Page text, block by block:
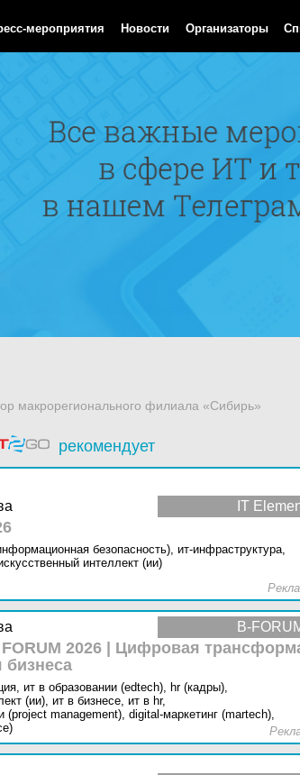
мероприятия Новости Организаторы
макрорегионального филиала «Сибирь»
рекомендует
IT
безопасность), ит-инфраструктура,
интеллект (ии)
B-
FORUM 2026 | Цифровая
бизнеса
ит в образовании (edtech), hr (кадры),
(ии), ит в бизнесе, ит в hr,
(project management), digital-маркетинг (martech),